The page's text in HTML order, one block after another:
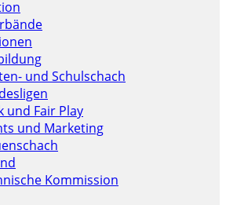
und Schulschach
und Fair Play
und Marketing
Kommission